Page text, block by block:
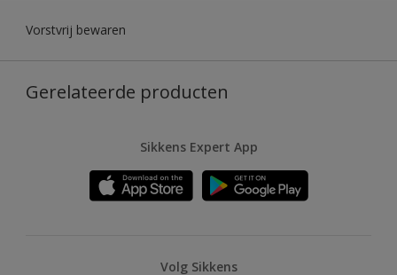
Vorstvrij bewaren
Gerelateerde producten
Sikkens Expert App
Volg Sikkens